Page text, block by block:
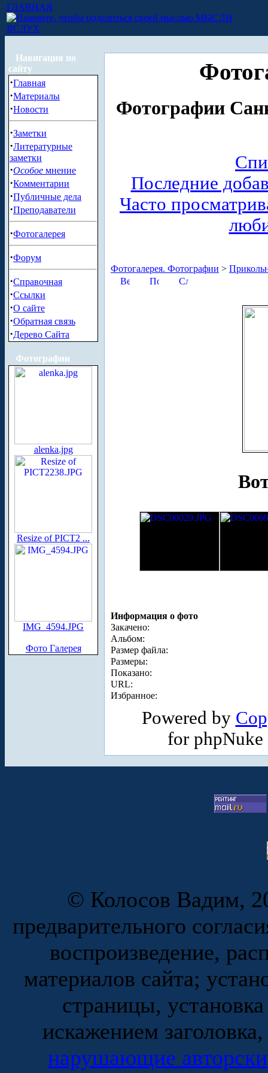
ГЛАВНАЯ
МЫСЛИ
ВСЛУХ
Навигация по
сайту
·Главная
·Материалы
·Новости
·Заметки
·Литературные
заметки
·Особое мнение
·Комментарии
·Публичные дела
·Преподаватели
·Фотогалерея
·Форум
·Справочная
·Ссылки
·О сайте
·Обратная связь
·Дерево Сайта
Фотографии
alenka.jpg
Resize of PICT2 ...
IMG_4594.JPG
Фото Галерея
Фотографии
Последние
Часто
Фотогалерея. Фотографии >
Информация о фото
Закачено:
Альбом:
Размер файла:
Размеры:
Показано:
URL:
Избранное:
Powered by
for
© Колосов Вадим,
предварительного
воспроизведение,
материалов сайта;
страницы,
искажением
нарушающие